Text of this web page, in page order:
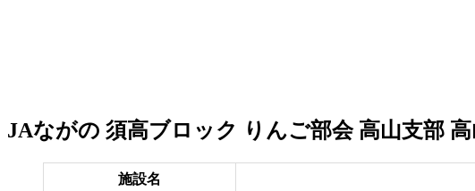
JAながの 須高ブロック りんご部会 高山支部
施設名